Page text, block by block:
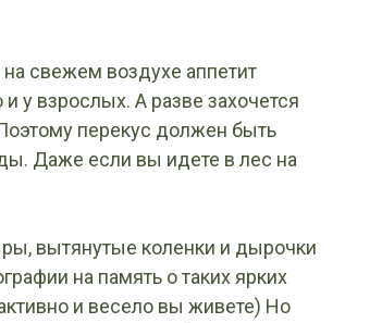
свежем воздухе аппетит
у взрослых. А разве захочется
перекус должен быть
Даже если вы идете в лес на
вытянутые коленки и дырочки
на память о таких ярких
и весело вы живете) Но